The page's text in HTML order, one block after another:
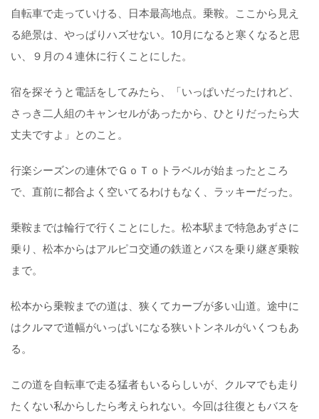
自転車で走っていける、日本最高地点。乗鞍。ここから見え
る絶景は、やっぱりハズせない。10月になると寒くなると思
い、９月の４連休に行くことにした。
宿を探そうと電話をしてみたら、「いっぱいだったけれど、
さっき二人組のキャンセルがあったから、ひとりだったら大
丈夫ですよ」とのこと。
行楽シーズンの連休でＧｏＴｏトラベルが始まったところ
で、直前に都合よく空いてるわけもなく、ラッキーだった。
乗鞍までは輪行で行くことにした。松本駅まで特急あずさに
乗り、松本からはアルピコ交通の鉄道とバスを乗り継ぎ乗鞍
まで。
松本から乗鞍までの道は、狭くてカーブが多い山道。途中に
はクルマで道幅がいっぱいになる狭いトンネルがいくつもあ
る。
この道を自転車で走る猛者もいるらしいが、クルマでも走り
たくない私からしたら考えられない。今回は往復ともバスを